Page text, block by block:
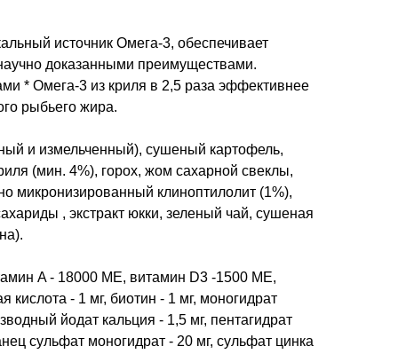
источник Омега-3, обеспечивает
доказанными преимуществами.
* Омега-3 из криля в 2,5 раза эффективнее
рыбьего жира.
и измельченный), сушеный картофель,
(мин. 4%), горох, жом сахарной свеклы,
микронизированный клиноптилолит (1%),
, экстракт юкки, зеленый чай, сушеная
A - 18000 МЕ, витамин D3 -1500 МЕ,
кислота - 1 мг, биотин - 1 мг, моногидрат
йодат кальция - 1,5 мг, пентагидрат
сульфат моногидрат - 20 мг, сульфат цинка